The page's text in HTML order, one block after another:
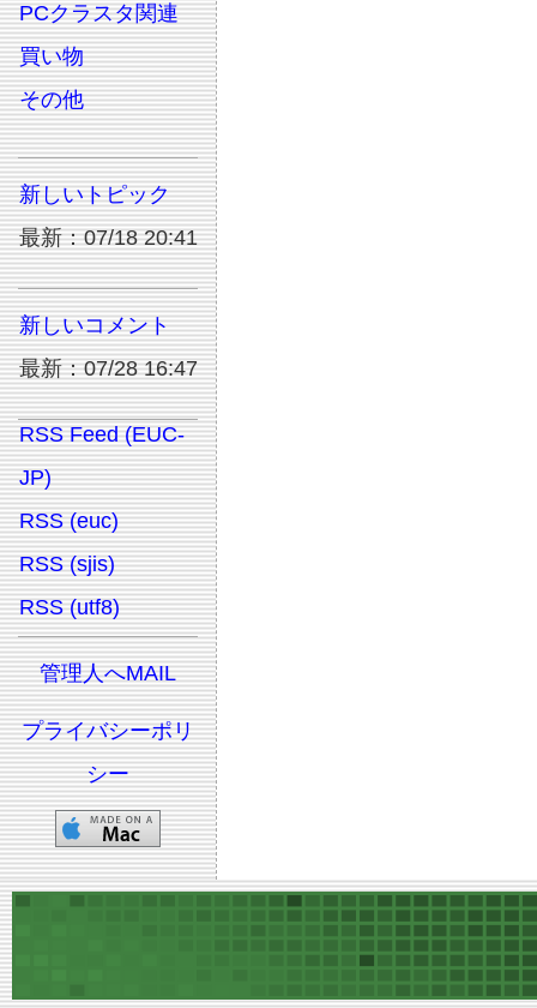
PCクラスタ関連
買い物
その他
新しいトピック
最新：07/18 20:41
新しいコメント
最新：07/28 16:47
RSS Feed (EUC-
JP)
RSS (euc)
RSS (sjis)
RSS (utf8)
管理人へMAIL
プライバシーポリ
シー